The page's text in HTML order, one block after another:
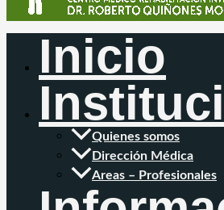
Inicio
Quienes somos
Dirección Médica
Areas – Profesionales